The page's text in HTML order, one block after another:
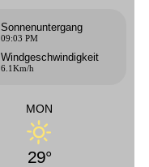
Sonnenuntergang
09:03 PM
Windgeschwindigkeit
6.1Km/h
MON
29°